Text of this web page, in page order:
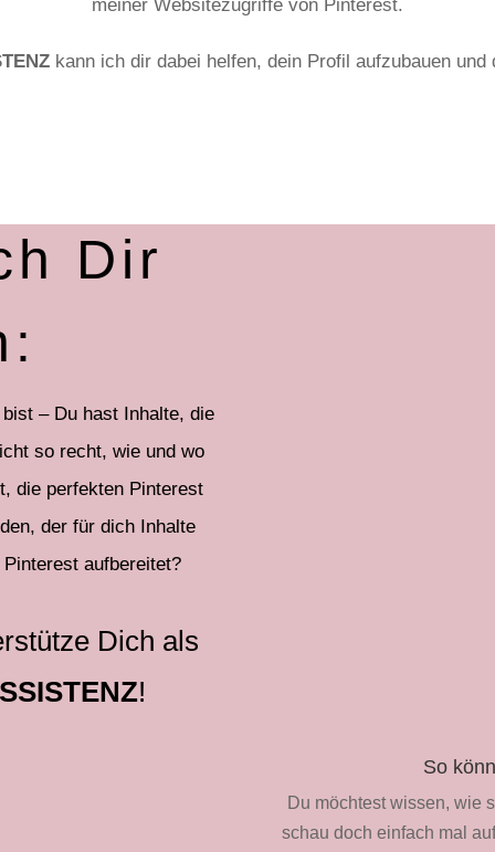
meiner Websitezugriffe von Pinterest.
kann ich dir dabei helfen, dein Profil aufzubauen
Dir
– Du hast Inhalte, die
so recht, wie und wo
die perfekten Pinterest
der für dich Inhalte
aufbereitet?
Dich als
!
So
Du möchtest wissen, wie
schau doch einfach mal